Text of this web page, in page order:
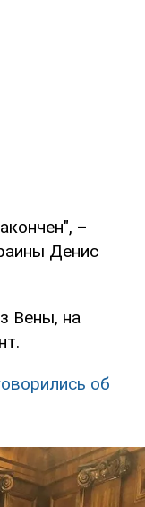
–
Денис
Вены, на
об